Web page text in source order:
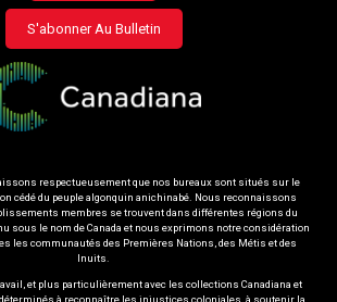
menu
S'abonner Au Bulletin
respectueusement que nos bureaux sont situés sur le
cédé du peuple algonquin anichinabé. Nous reconnaissons
membres se trouvent dans différentes régions du
sous le nom de Canada et nous exprimons notre considération
les communautés des Premières Nations, des Métis et des
Inuits.
et plus particulièrement avec les collections Canadiana et
à reconnaître les injustices coloniales, à soutenir la